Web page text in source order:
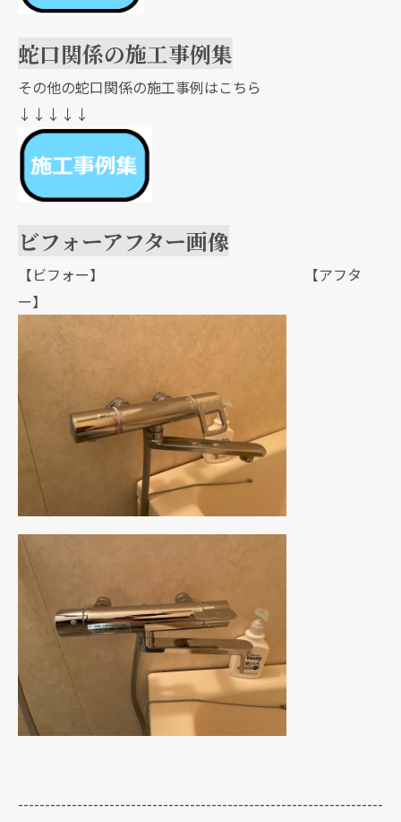
蛇口関係の施工事例集
その他の蛇口関係の施工事例はこちら
↓↓↓↓↓
ビフォーアフター画像
【ビフォー】 【アフタ
ー】
--------------------------------------------------------------------